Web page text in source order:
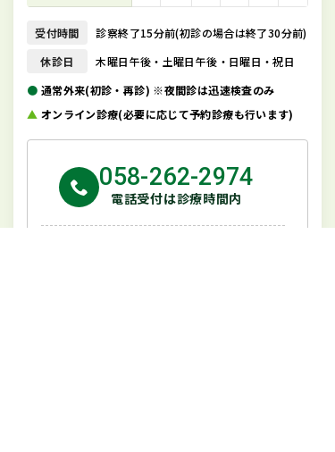
受付時間
診察終了15分前(初診の場合は終了30分前)
休診日
木曜日午後・土曜日午後・日曜日・祝日
● 通常外来(初診・再診) ※夜間診は迅速検査のみ
▲ オンライン診療(必要に応じて予約診療も行います)
058-262-2974
電話受付は診療時間内